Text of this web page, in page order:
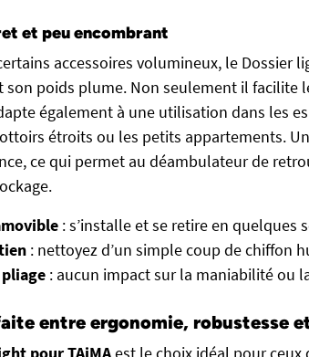
et peu encombrant
accessoires volumineux, le Dossier
son poids plume. Non seulement il facilite
également à une utilisation dans les
étroits ou les petits appartements.
ce qui permet au déambulateur de
: s’installe et se retire en quelques
: nettoyez d’un simple coup de chiffon
: aucun impact sur la maniabilité ou
entre ergonomie, robustesse